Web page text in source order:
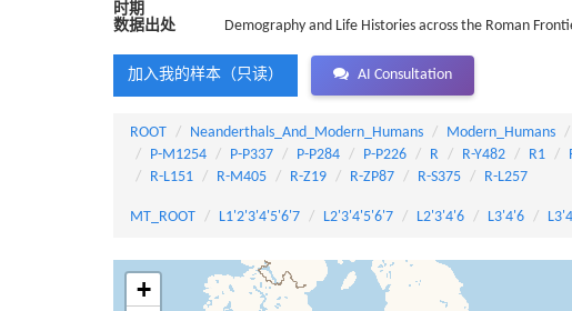
时期
数据出处 Demography and Life Histories across the Roman
加入我的样本（只读） AI Consultation
ROOT Neanderthals_And_Modern_Humans Modern_Humans
P-M1254
P-P337 P-P284 P-P226 R R-Y482 R1
R-L151
R-M405 R-Z19 R-ZP87 R-S375 R-L257
MT_ROOT L1'2'3'4'5'6'7 L2'3'4'5'6'7 L2'3'4'6 L3'4'6 L3'4
+